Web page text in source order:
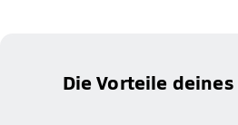
Die Vorteile